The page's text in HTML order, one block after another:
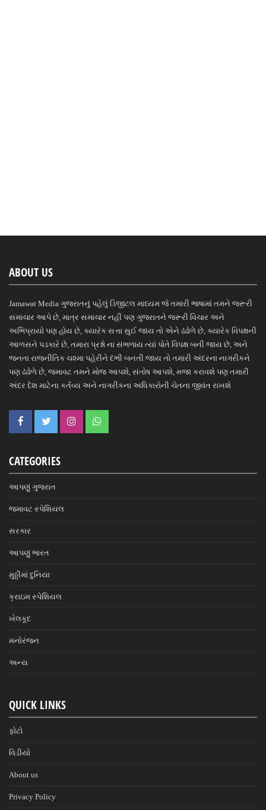
ABOUT US
Jamawat Media ગુજરાતનું પહેલું ડિજીટલ માધ્યમ જે તમારી ભાષામાં તમને જરૂરી
સમાચાર આપે છે, માત્ર સમાચાર નહીં પણ ગુજરાતને જરૂરી વિચાર અને
અભિપ્રાયો પણ હોય છે, ક્યારેક સત્તા સુઈ જાય તો એને ઢંઢોળે છે, ક્યારેક વિપક્ષની
આળસને પડકારે છે, તમારા પ્રશ્નો ના સંભળાય ત્યાં પોતે વિપક્ષ બની જાય છે, અને
જનતા રાજનીતિક ચશ્મા પહેરીને દંભી બનતી જાય તો તમારી અંદરના નાગરીકને
પણ ઢંઢોળે છે, જમાવટ તમને મોજ આપશે, સંતોષ આપશે, મજા કરાવશે પણ તમારી
અંદર દેશ માટેના કર્તવ્ય અને નાગરીકના અધિકારોની ચેતના જીવંત રાખશે
CATEGORIES
આપણું ગુજરાત
જમાવટ સ્પેશિયલ
સરકાર
આપણું ભારત
મુઠ્ઠીમાં દુનિયા
ક્રાઇમ સ્પેશિયલ
ખેલકૂદ
મનોરંજન
અન્ય
QUICK LINKS
ફોટો
વિડીયો
About us
Privacy Policy